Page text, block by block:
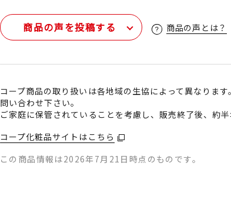
商品の声を投稿する 商品の声とは？
コープ商品の取り扱いは各地域の生協によって異なりま
問い合わせ下さい。
ご家庭に保管されていることを考慮し、販売終了後、約半
コープ化粧品サイトはこちら
この商品情報は2026年7月21日時点のものです。